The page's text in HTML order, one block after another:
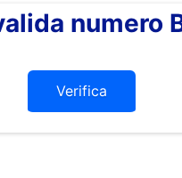
numero
Verifica